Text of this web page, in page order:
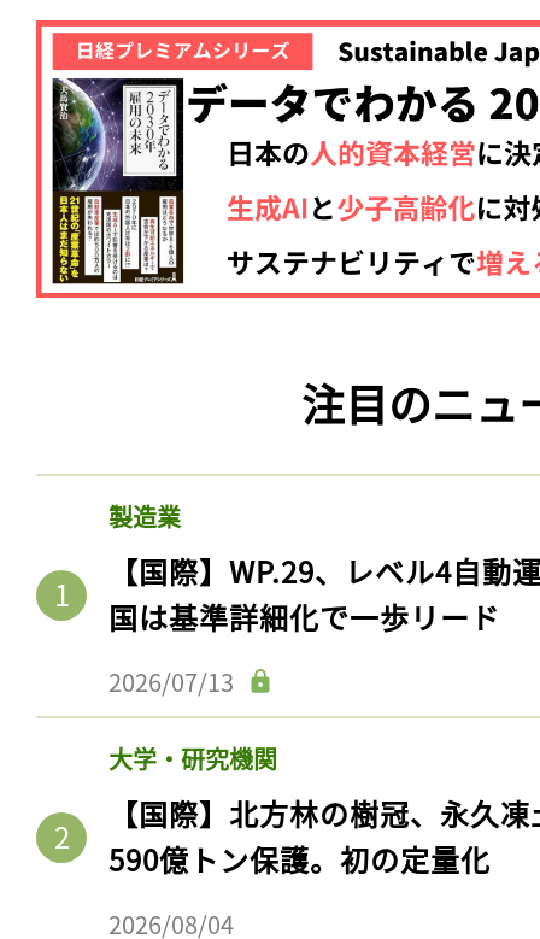
注目のニュ
製造業
【国際】WP.29、レベル4自動
国は基準詳細化で一歩リード
2026/07/13
大学・研究機関
【国際】北方林の樹冠、永久
590億トン保護。初の定量化
2026/08/04